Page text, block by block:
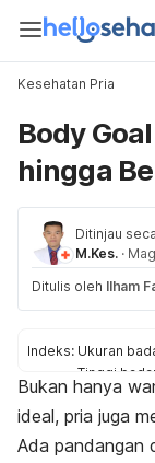
Kesehatan Pria
Body
hingga
Ditinjau
M.Kes. ·
Ditulis oleh Ilham
Indeks: Ukuran
Tinggi
Berat
Bentuk
Cara
Bukan hanya
ideal, pria juga
Ada pandangan